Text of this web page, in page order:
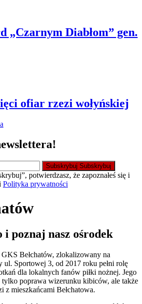
„Czarnym Diabłom” gen.
ofiar rzezi wołyńskiej
Subskrybuj Subskrybuj
potwierdzasz, że zapoznałeś się i
Polityka prywatności
poznaj nasz ośrodek
Bełchatów, zlokalizowany na
ul. Sportowej 3, od 2017 roku pełni rolę
dla lokalnych fanów piłki nożnej. Jego
tylko poprawa wizerunku kibiców, ale także
z mieszkańcami Bełchatowa.